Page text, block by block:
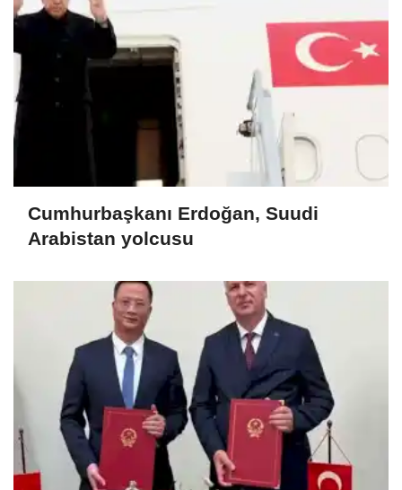
Cumhurbaşkanı Erdoğan, Suudi
Arabistan yolcusu